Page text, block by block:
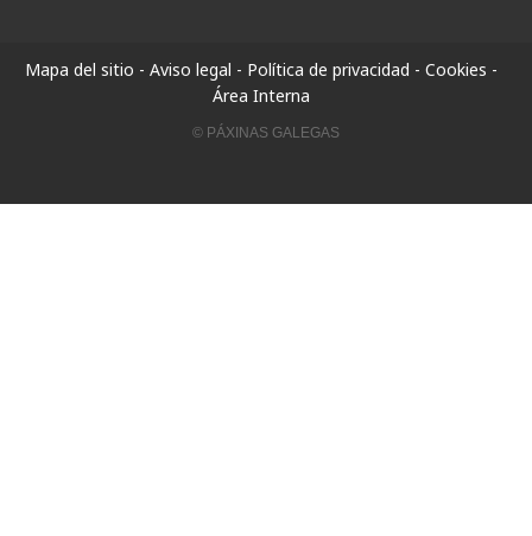
Mapa del sitio - Aviso legal - Política de privacidad - Cookies -
Área Interna
© PÁXINAS GALEGAS